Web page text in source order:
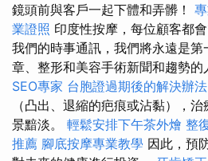
鏡頭前與客戶一起下體和弄髒！
業證照 印度性按摩，每位顧客都
我們的時事通訊，我們將永遠是
章、整形和美容手術新聞和趨勢的
SEO專家 台胞證過期後的解決辦法
（凸出、退縮的疤痕或沾黏），
景黯淡。 輕鬆安排下午茶外燴 整
推薦 腳底按摩專業教學 因此，預